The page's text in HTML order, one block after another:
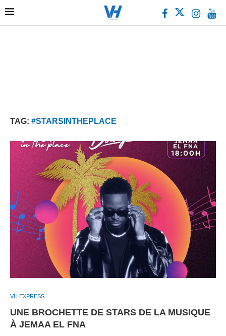
TAG: #STARSINTHEPLACE
VH EXPRESS
UNE BROCHETTE DE STARS DE LA MUSIQUE
À JEMAA EL FNA